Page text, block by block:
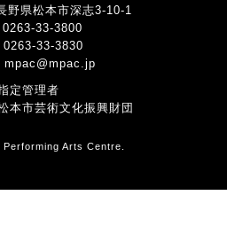
野県松本市深志3-10-1
33-3800
0263-33-3830
mpac@mpac.jp
定管理者
本市芸術文化振興財団
Arts Centre.